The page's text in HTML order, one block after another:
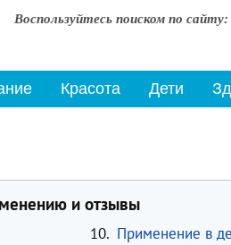
Воспользуйтесь поиском по сайту:
Красота Дети
и отзывы
10. Применение в